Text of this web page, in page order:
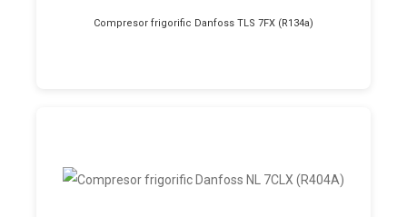
Compresor frigorific Danfoss TLS 7FX (R134a)